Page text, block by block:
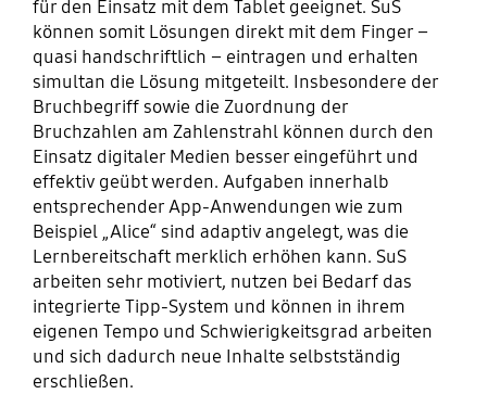
für den Einsatz mit dem Tablet geeignet. SuS
können somit Lösungen direkt mit dem Finger –
quasi handschriftlich – eintragen und erhalten
simultan die Lösung mitgeteilt. Insbesondere der
Bruchbegriff sowie die Zuordnung der
Bruchzahlen am Zahlenstrahl können durch den
Einsatz digitaler Medien besser eingeführt und
effektiv geübt werden. Aufgaben innerhalb
entsprechender App-Anwendungen wie zum
Beispiel „Alice“ sind adaptiv angelegt, was die
Lernbereitschaft merklich erhöhen kann. SuS
arbeiten sehr motiviert, nutzen bei Bedarf das
integrierte Tipp-System und können in ihrem
eigenen Tempo und Schwierigkeitsgrad arbeiten
und sich dadurch neue Inhalte selbstständig
erschließen.